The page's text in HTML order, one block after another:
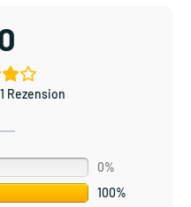
Rezension
0%
100%